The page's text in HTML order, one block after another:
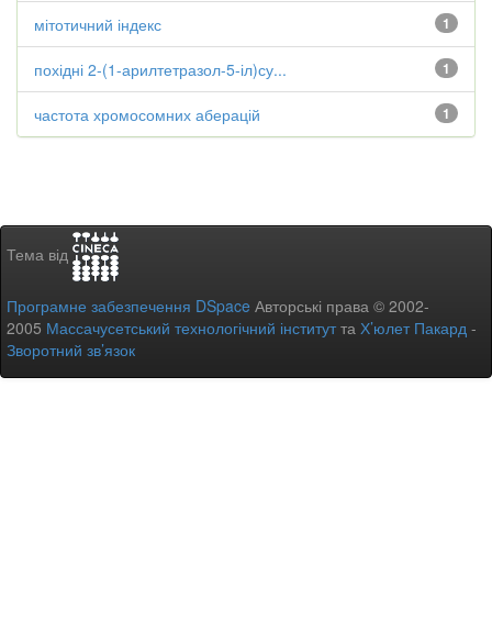
1
мітотичний індекс
1
похідні 2-(1-арилтетразол-5-іл)су...
1
частота хромосомних аберацій
Тема від
Програмне забезпечення DSpace Авторські права © 2002-
2005 Массачусетський технологічний інститутта Х’юлет Пакард -
Зворотний зв’язок